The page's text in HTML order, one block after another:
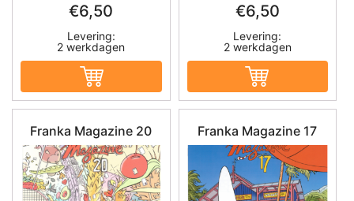
€6,50
Levering:
2 werkdagen
€6,50
Levering:
2 werkdagen
Franka Magazine 20 Franka Magazine 17